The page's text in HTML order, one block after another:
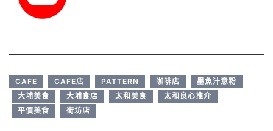
CAFE CAFE店 PATTERN 咖啡店
墨魚汁意粉
大埔美食
大埔食店 太和美食
太和良心推介
平價美食
街坊店